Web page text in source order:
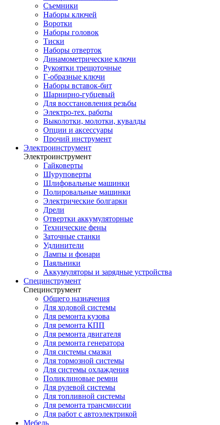
Съемники
Наборы ключей
Воротки
Наборы головок
Тиски
Наборы отверток
Динамометрические ключи
Рукоятки трещоточные
Г-образные ключи
Наборы вставок-бит
Шарнирно-губцевый
Для восстановления резьбы
Электро-тех. работы
Выколотки, молотки, кувалды
Опции и аксессуары
Прочий инструмент
Электроинструмент
Электроинструмент
Гайковерты
Шуруповерты
Шлифовальные машинки
Полировальные машинки
Электрические болгарки
Дрели
Отвертки аккумуляторные
Технические фены
Заточные станки
Удлинители
Лампы и фонари
Паяльники
Аккумуляторы и зарядные устройства
Специнструмент
Специнструмент
Общего назначения
Для ходовой системы
Для ремонта кузова
Для ремонта КПП
Для ремонта двигателя
Для ремонта генератора
Для системы смазки
Для тормозной системы
Для системы охлаждения
Поликлиновые ремни
Для рулевой системы
Для топливной системы
Для ремонта трансмиссии
Для работ с автоэлектрикой
Мебель